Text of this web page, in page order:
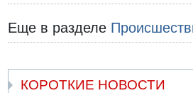
Еще в разделе
КОРОТКИЕ НОВОСТИ